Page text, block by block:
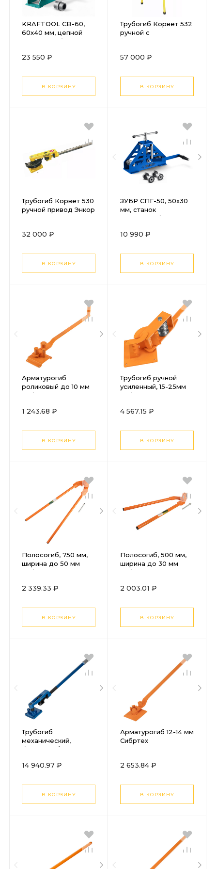
KRAFTOOL CB-60,
60х40 мм, цепной
профилегибочный
23 550 ₽
В КОРЗИНУ
Трубогиб Корвет 532
ручной с
57 000 ₽
В КОРЗИНУ
Трубогиб Корвет 530
ручной привод Энкор
32 000 ₽
В КОРЗИНУ
ЗУБР СПГ-50, 50х30
мм, станок
профилегибочный
Профессионал
10 990 ₽
В КОРЗИНУ
Арматурогиб
роликовый до 10 мм
Сибртех
1 243.68 ₽
В КОРЗИНУ
Трубогиб ручной
усиленный, 15-25мм
Сибртех
4 567.15 ₽
В КОРЗИНУ
Полосогиб, 750 мм,
ширина до 50 мм
Сибртех
2 339.33 ₽
В КОРЗИНУ
Полосогиб, 500 мм,
ширина до 30 мм
Сибртех
2 003.01 ₽
В КОРЗИНУ
Трубогиб
механический,
башмаки 3/8"-1", в
STELS
14 940.97 ₽
В КОРЗИНУ
Арматурогиб 12-14 мм
Сибртех
2 653.84 ₽
В КОРЗИНУ